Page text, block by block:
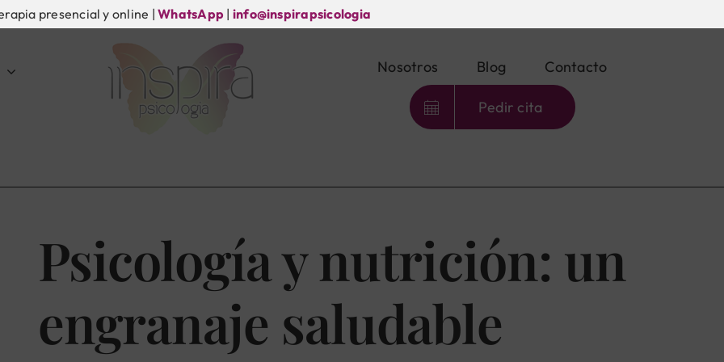
presencial y online |WhatsApp | info@inspirapsicologia
Nosotros Blog Contacto
Pedir cita
Psicología y nutrición: un
engranaje saludable